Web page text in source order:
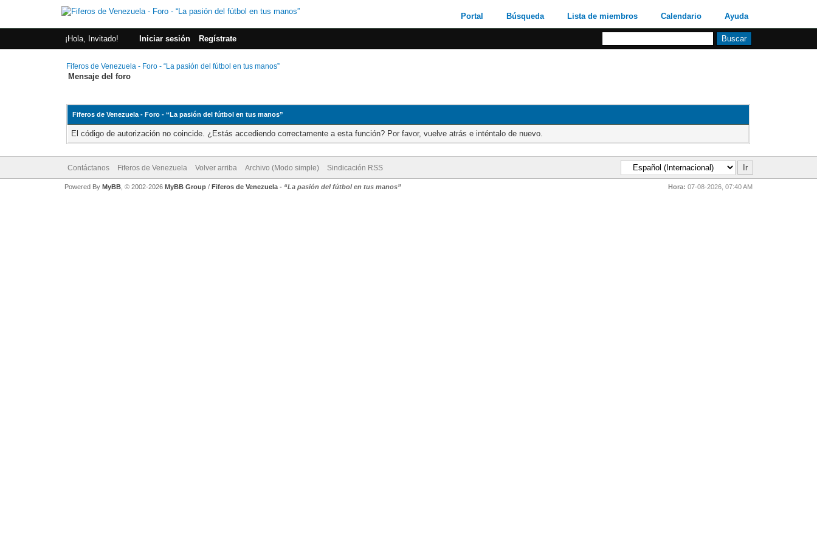
Portal Búsqueda Lista de miembros Calendario Ayuda
¡Hola, Invitado! Iniciar sesión Regístrate
Fiferos de Venezuela - Foro - “La pasión del fútbol en tus manos”
Mensaje del foro
Fiferos de Venezuela - Foro - “La pasión del fútbol en tus manos”
El código de autorización no coincide. ¿Estás accediendo correctamente a esta función? Por favor, vuelve atrás e inténtalo de nuevo.
Contáctanos Fiferos de Venezuela Volver arriba Archivo (Modo simple) Sindicación RSS
Hora: 07-08-2026, 07:40 AM
Powered By MyBB, © 2002-2026 MyBB Group/ Fiferos de Venezuela- “La pasión del fútbol en tus manos”